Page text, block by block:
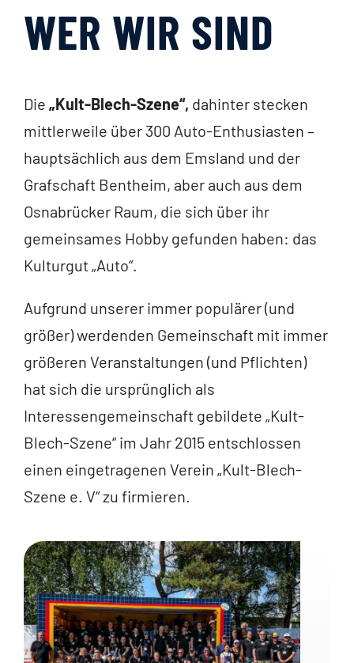
WER WIR SIND
Die „Kult-Blech-Szene“, dahinter stecken
mittlerweile über 300 Auto-Enthusiasten –
hauptsächlich aus dem Emsland und der
Grafschaft Bentheim, aber auch aus dem
Osnabrücker Raum, die sich über ihr
gemeinsames Hobby gefunden haben: das
Kulturgut „Auto“.
Aufgrund unserer immer populärer (und
größer) werdenden Gemeinschaft mit immer
größeren Veranstaltungen (und Pflichten)
hat sich die ursprünglich als
Interessengemeinschaft gebildete „Kult-
Blech-Szene“ im Jahr 2015 entschlossen
einen eingetragenen Verein „Kult-Blech-
Szene e. V“ zu firmieren.